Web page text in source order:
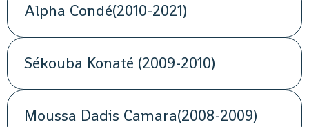
Alpha Condé(2010-2021)
Sékouba Konaté (2009-2010)
Moussa Dadis Camara(2008-2009)